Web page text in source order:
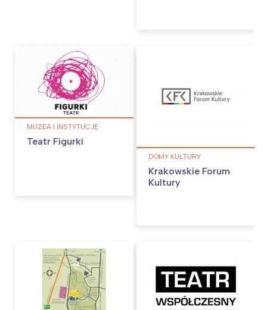
MUZEA I INSTYTUCJE
Teatr Figurki
DOMY KULTURY
Krakowskie Forum
Kultury